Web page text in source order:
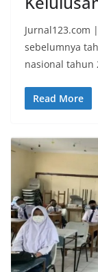
Jurnal123.com
sebelumnya
nasional tahun
Read More